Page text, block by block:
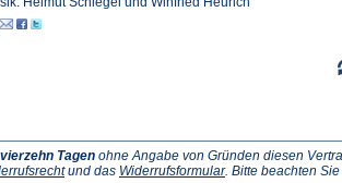
Tagen ohne Angabe von Gründen diesen
(Öffnet
und das Widerrufsformular(Öffnet
. Bitte beachten